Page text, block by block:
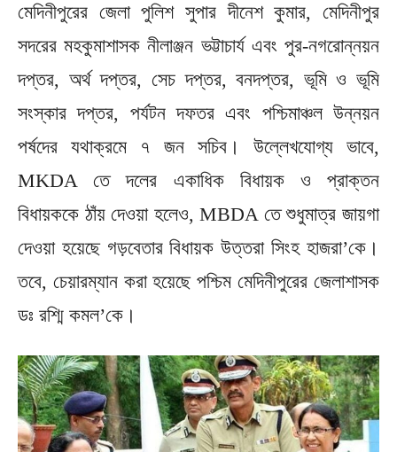
মেদিনীপুরের জেলা পুলিশ সুপার দীনেশ কুমার, মেদিনীপুর
সদরের মহকুমাশাসক নীলাঞ্জন ভট্টাচার্য এবং পুর-নগরোন্নয়ন
দপ্তর, অর্থ দপ্তর, সেচ দপ্তর, বনদপ্তর, ভূমি ও ভূমি
সংস্কার দপ্তর, পর্যটন দফতর এবং পশ্চিমাঞ্চল উন্নয়ন
পর্ষদের যথাক্রমে ৭ জন সচিব। উল্লেখযোগ্য ভাবে,
MKDA তে দলের একাধিক বিধায়ক ও প্রাক্তন
বিধায়ককে ঠাঁয় দেওয়া হলেও, MBDA তে শুধুমাত্র জায়গা
দেওয়া হয়েছে গড়বেতার বিধায়ক উত্তরা সিংহ হাজরা’কে।
তবে, চেয়ারম্যান করা হয়েছে পশ্চিম মেদিনীপুরের জেলাশাসক
ডঃ রশ্মি কমল’কে।